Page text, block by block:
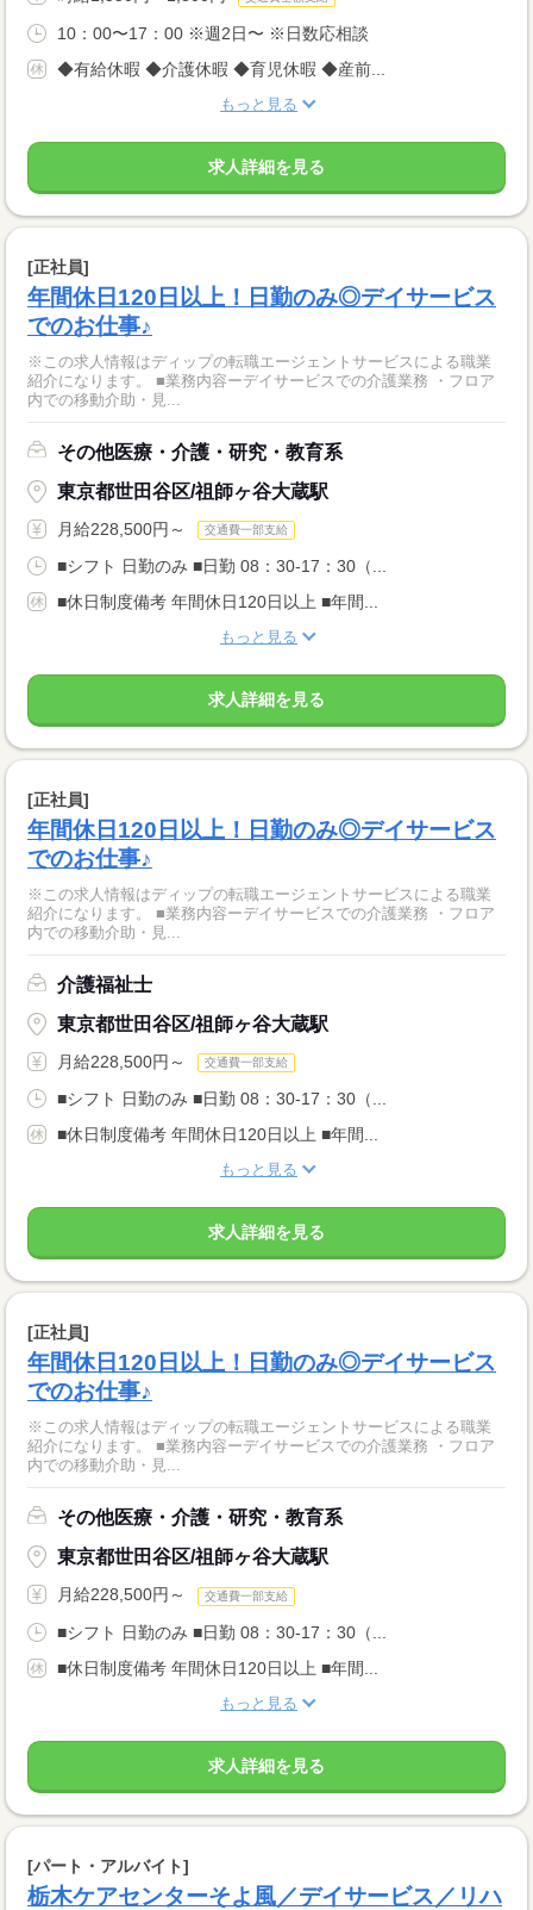
10：00〜17：00 ※週2日〜 ※日数応相談
◆有給休暇 ◆介護休暇 ◆育児休暇 ◆産前...
もっと見る
求人詳細を見る
[正社員]
年間休日120日以上！日勤のみ◎デイサービス
でのお仕事♪
※この求人情報はディップの転職エージェントサービスによる職業
紹介になります。 ■業務内容ーデイサービスでの介護業務 ・フロア
内での移動介助・見...
その他医療・介護・研究・教育系
東京都世田谷区/祖師ヶ谷大蔵駅
月給228,500円～ 交通費一部支給
■シフト 日勤のみ ■日勤 08：30-17：30（...
■休日制度備考 年間休日120日以上 ■年間...
もっと見る
求人詳細を見る
[正社員]
年間休日120日以上！日勤のみ◎デイサービス
でのお仕事♪
※この求人情報はディップの転職エージェントサービスによる職業
紹介になります。 ■業務内容ーデイサービスでの介護業務 ・フロア
内での移動介助・見...
介護福祉士
東京都世田谷区/祖師ヶ谷大蔵駅
月給228,500円～ 交通費一部支給
■シフト 日勤のみ ■日勤 08：30-17：30（...
■休日制度備考 年間休日120日以上 ■年間...
もっと見る
求人詳細を見る
[正社員]
年間休日120日以上！日勤のみ◎デイサービス
でのお仕事♪
※この求人情報はディップの転職エージェントサービスによる職業
紹介になります。 ■業務内容ーデイサービスでの介護業務 ・フロア
内での移動介助・見...
その他医療・介護・研究・教育系
東京都世田谷区/祖師ヶ谷大蔵駅
月給228,500円～ 交通費一部支給
■シフト 日勤のみ ■日勤 08：30-17：30（...
■休日制度備考 年間休日120日以上 ■年間...
もっと見る
求人詳細を見る
[パート・アルバイト]
栃木ケアセンターそよ風／デイサービス／リハ